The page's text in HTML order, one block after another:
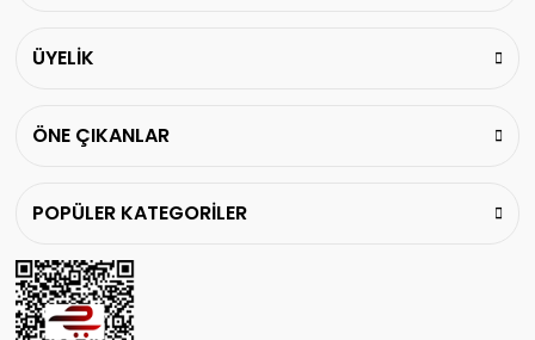
ÜYELİK
ÖNE ÇIKANLAR
POPÜLER KATEGORİLER